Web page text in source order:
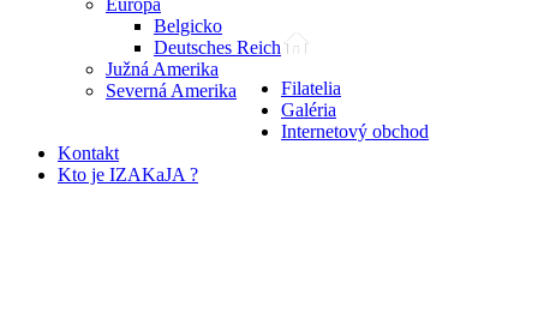
Európa
Belgicko
Deutsches Reich
Južná Amerika
Severná Amerika
Filatelia
Galéria
Internetový obchod
Kontakt
Kto je IZAKaJA ?